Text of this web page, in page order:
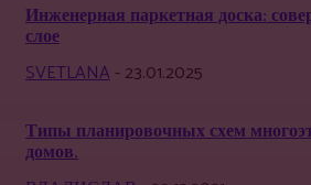
Инженерная паркетная доска:
слое
SVETLANA- 23.01.2025
Типы планировочных схем
домов.